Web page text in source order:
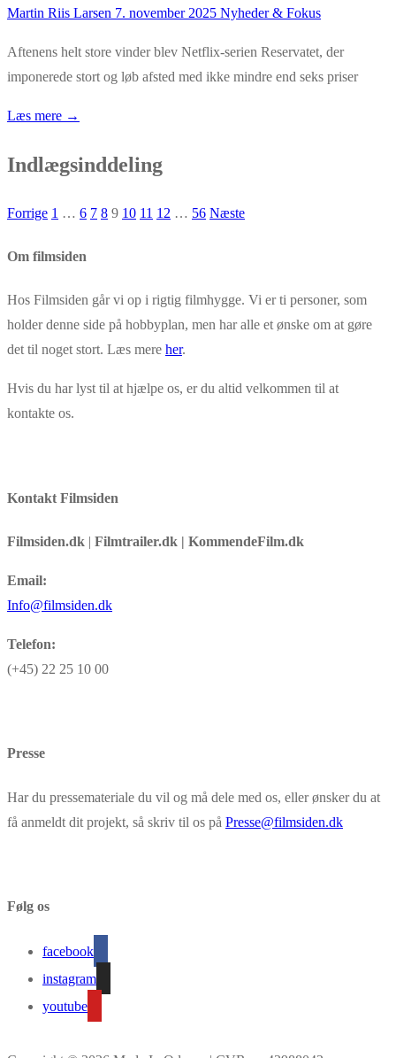
Martin Riis Larsen 7. november 2025 Nyheder & Fokus
Aftenens helt store vinder blev Netflix-serien Reservatet, der
imponerede stort og løb afsted med ikke mindre end seks priser
Læs mere →
Indlægsinddeling
Forrige 1 … 6 7 8 9 10 11 12 … 56 Næste
Om filmsiden
Hos Filmsiden går vi op i rigtig filmhygge. Vi er ti personer, som
holder denne side på hobbyplan, men har alle et ønske om at gøre
det til noget stort. Læs mere her.
Hvis du har lyst til at hjælpe os, er du altid velkommen til at
kontakte os.
Kontakt Filmsiden
Filmsiden.dk | Filmtrailer.dk | KommendeFilm.dk
Email:
Info@filmsiden.dk
Telefon:
(+45) 22 25 10 00
Presse
Har du pressemateriale du vil og må dele med os, eller ønsker du at
få anmeldt dit projekt, så skriv til os på Presse@filmsiden.dk
Følg os
facebook
instagram
youtube